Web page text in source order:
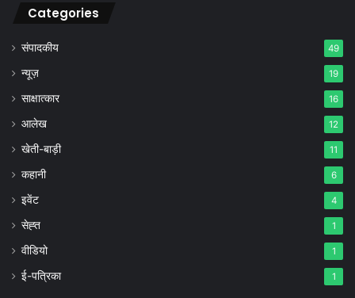
Categories
संपादकीय 49
न्यूज़ 19
साक्षात्कार 16
आलेख 12
खेती-बाड़ी 11
कहानी 6
इवेंट 4
सेह्त 1
वीडियो 1
ई-पत्रिका 1